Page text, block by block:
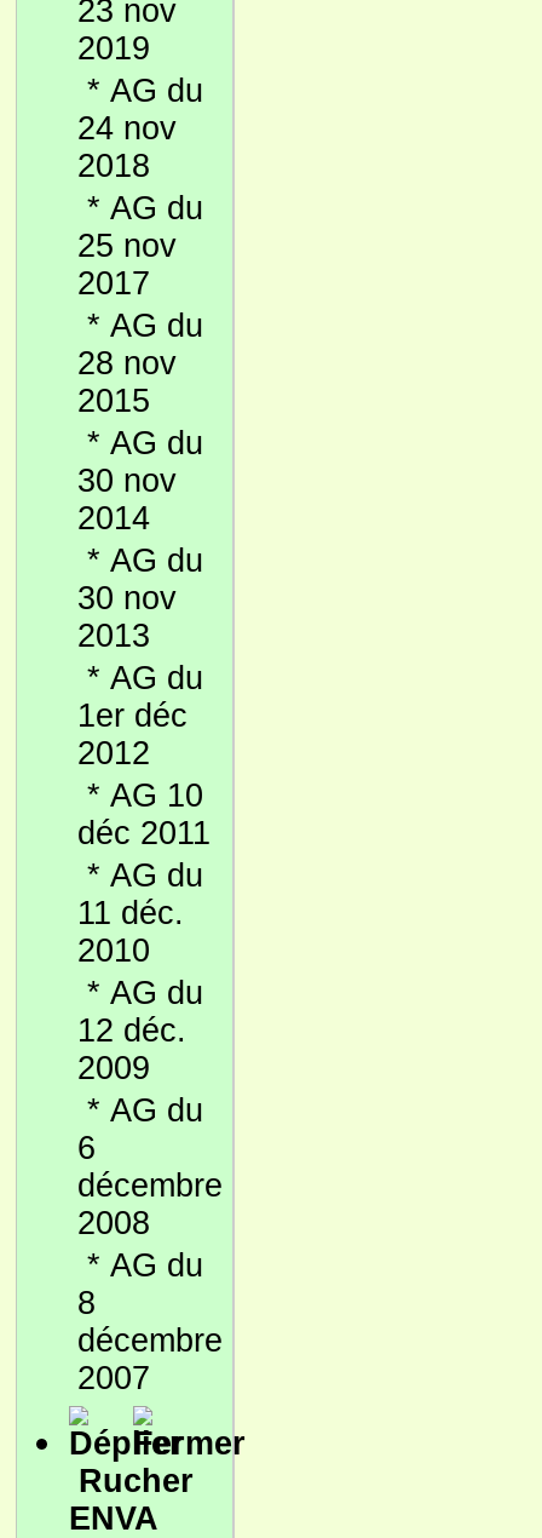
23 nov
2019
* AG du
24 nov
2018
* AG du
25 nov
2017
* AG du
28 nov
2015
* AG du
30 nov
2014
* AG du
30 nov
2013
* AG du
1er déc
2012
* AG 10
déc 2011
* AG du
11 déc.
2010
* AG du
12 déc.
2009
* AG du
6
décembre
2008
* AG du
8
décembre
2007
Rucher
ENVA